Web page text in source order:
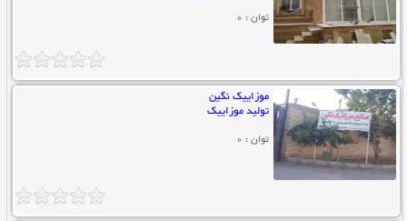
توان : 0
موزاییک نگین
تولید موزاییک
توان : 0